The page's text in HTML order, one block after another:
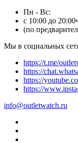
Пн - Вс:
с 10:00 до
(по
Мы в социальных
https://t.me/
https://
https://
https://
info@outletwatch.ru